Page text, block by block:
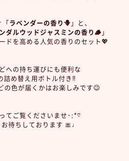
「ラベンダーの香り🪻 」と、
ダルウッドジャスミンの香り🪵 」
ドを高める人気の香りのセット💖
への持ち運びにも便利な
詰め替え用ボトル付き‼️
の色が届くかはお楽しみです😉
てご覧くださいませ･:*♡
待ちしております 🎀♩